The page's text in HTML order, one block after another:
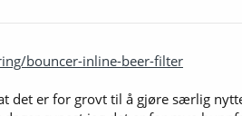
bouncer-inline-beer-filter
det er for grovt til å gjøre særlig